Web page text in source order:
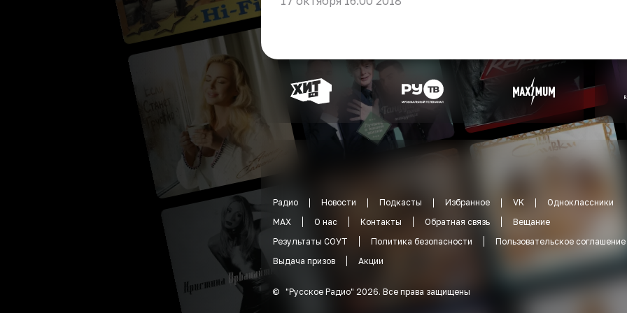
Радио Новости Подкасты Избранное VK
Одноклассники
MAX
О нас Контакты Обратная связь
Вещание
Результаты СОУТ
Политика безопасности
Пользовательское соглашение
Выдача призов
Акции
© "Русское Радио" 2026. Все права защищены